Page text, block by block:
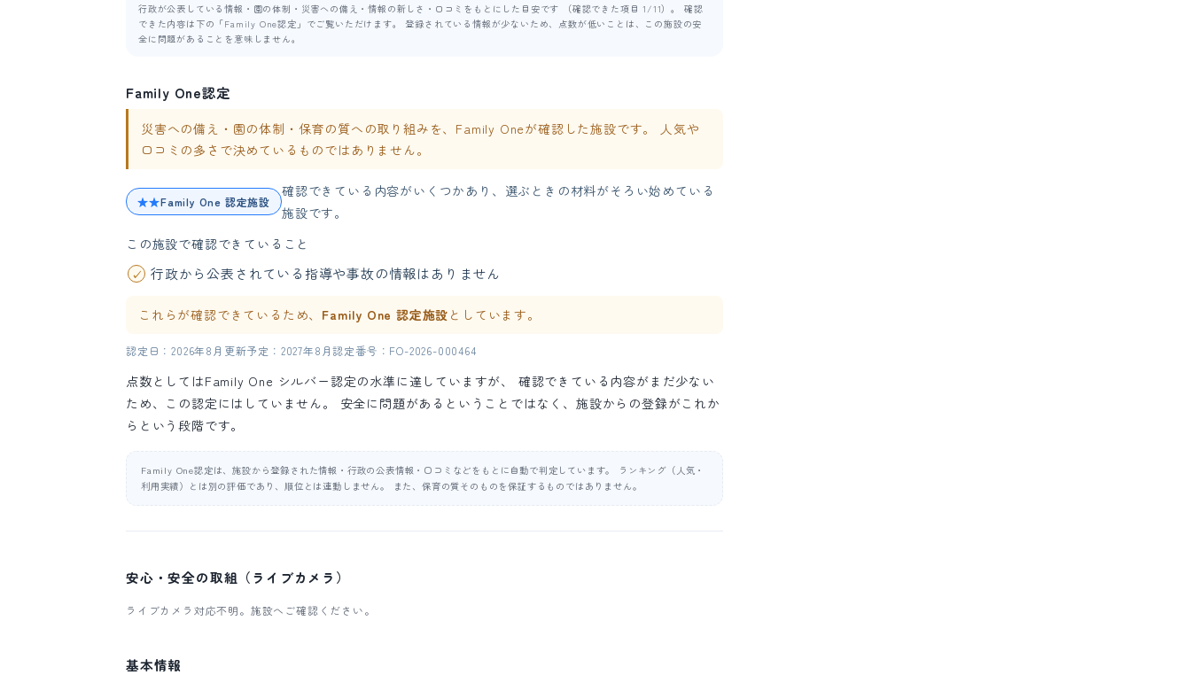
行政が公表している情報・園の体制・災害への備え・情報の新しさ・口コミをもとにした目安です （確認できた項目 1/11）。 確認
できた内容は下の「Family One認定」でご覧いただけます。 登録されている情報が少ないため、点数が低いことは、この施設の安
全に問題があることを意味しません。
Family One認定
災害への備え・園の体制・保育の質への取り組みを、Family Oneが確認した施設です。 人気や
口コミの多さで決めているものではありません。
★★Family One 認定施設
確認できている内容がいくつかあり、選ぶときの材料がそろい始めている
施設です。
この施設で確認できていること
行政から公表されている指導や事故の情報はありません
これらが確認できているため、 Family One 認定施設 としています。
認定日：2026年8月 更新予定：2027年8月認定番号：FO-2026-000464
点数としてはFamily One シルバー認定の水準に達していますが、 確認できている内容がまだ少ない
ため、この認定にはしていません。 安全に問題があるということではなく、施設からの登録がこれか
らという段階です。
Family One認定は、施設から登録された情報・行政の公表情報・口コミなどをもとに自動で判定しています。 ランキング（人気・
利用実績）とは別の評価であり、順位とは連動しません。 また、保育の質そのものを保証するものではありません。
安心・安全の取組（ライブカメラ）
ライブカメラ対応不明。施設へご確認ください。
基本情報